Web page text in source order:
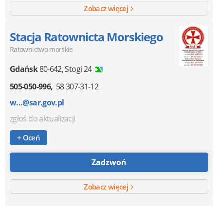
Zobacz więcej
Stacja Ratownicta Morskiego
Ratownictwo morskie
Gdańsk80-642,Stogi 24
505-050-996 58 307-31-12
w...@sar.gov.pl
zgłoś do aktualizacji
+ Oceń
Zadzwoń
Zobacz więcej